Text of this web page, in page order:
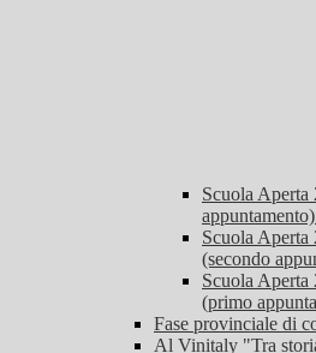
Scuola Aperta
Scuola Aperta
(secondo
Scuola Aperta
(primo
Fase provinciale di
Al Vinitaly "Tra